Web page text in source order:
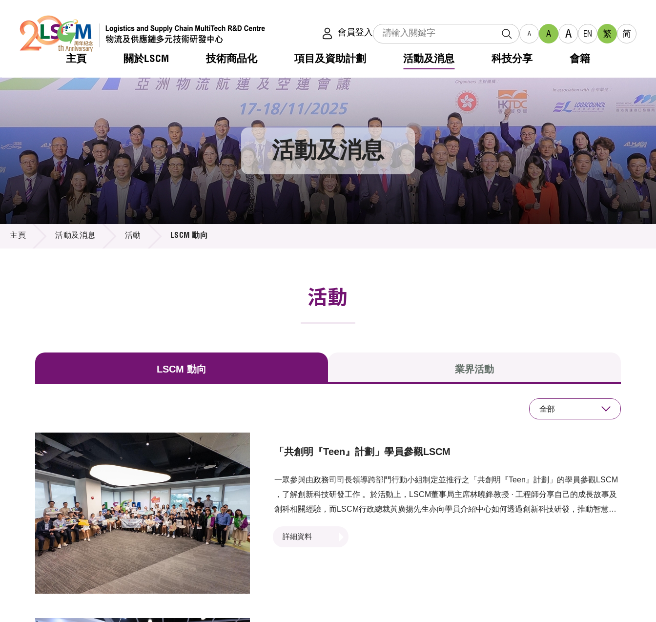
會員登入 A A A EN 繁 简
主頁 關於LSCM
熱門 機構簡介
組織架構
組織架構
董事局
研究顧問
招標通告
供應商登記
技術商品化
熱門 服務
可獲授權之技術
應用於公共服務之創新技術
重點項目
項目及資助計劃
熱門 合作計劃
資助計劃
資助計劃
稅務優惠
申請
評審
徵求研發項目計劃書
項目資料庫
活動及消息
熱門 活動
獎項
新聞中心
媒體報導
新聞稿
資訊中心
多媒體
科技分享 會籍
熱門 會籍及服務
會員列表
會員登入 活動及消息
活動及消息
主頁 活動及消息 活動 LSCM 動向
活動
LSCM 動向 業界活動
全部
「共創明『Teen』計劃」學員參觀LSCM
一眾參與由政務司司長領導跨部門行動小組制定並推行之「共創明『Teen』計劃」的學員參觀LSCM
，了解創新科技研發工作 。於活動上，LSCM董事局主席林曉鋒教授 · 工程師分享自己的成長故事及
創科相關經驗，而LSCM行政總裁黃廣揚先生亦向學員介紹中心如何透過創新科技研發，推動智慧城
高車及虛擬實境培訓系統等，讓學員了解創新科技研發如何推動不同行業的發展，為社會帶來正面的
詳細資料